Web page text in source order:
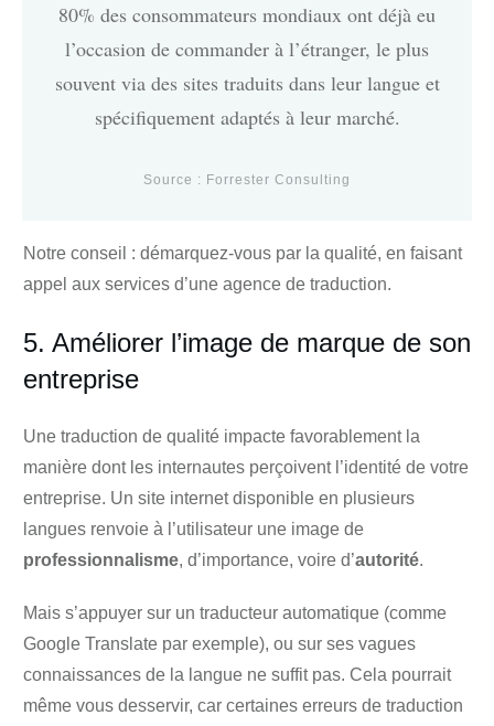
80% des consommateurs mondiaux ont déjà eu
l’occasion de commander à l’étranger, le plus
souvent via des sites traduits dans leur langue et
spécifiquement adaptés à leur marché.
Source : Forrester Consulting
Notre conseil : démarquez-vous par la qualité, en faisant
appel aux services d’une agence de traduction.
5. Améliorer l’image de marque de son
entreprise
Une traduction de qualité impacte favorablement la
manière dont les internautes perçoivent l’identité de votre
entreprise. Un site internet disponible en plusieurs
langues renvoie à l’utilisateur une image de
professionnalisme, d’importance, voire d’autorité.
Mais s’appuyer sur un traducteur automatique (comme
Google Translate par exemple), ou sur ses vagues
connaissances de la langue ne suffit pas. Cela pourrait
même vous desservir, car certaines erreurs de traduction